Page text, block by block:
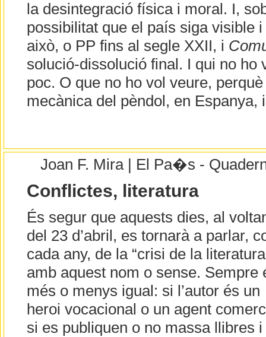
la desintegració física i moral. I,
possibilitat que el país siga visible
això, o PP fins al segle XXII, i
solució-dissolució final. I qui no ho
poc. O que no ho vol veure,
mecànica del pèndol, en Espanya,
Joan F. Mira | El Pa�s -
Conflictes, literatura
És segur que aquests dies, al
del 23 d’abril, es tornarà a parlar,
cada any, de la “crisi de la
amb aquest nom o sense. Sempre
més o menys igual: si l’autor és un
heroi vocacional o un agent
si es publiquen o no massa llibres i